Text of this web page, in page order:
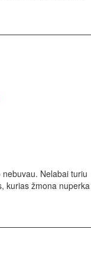
Nelabai turiu
kurias žmona nuperka